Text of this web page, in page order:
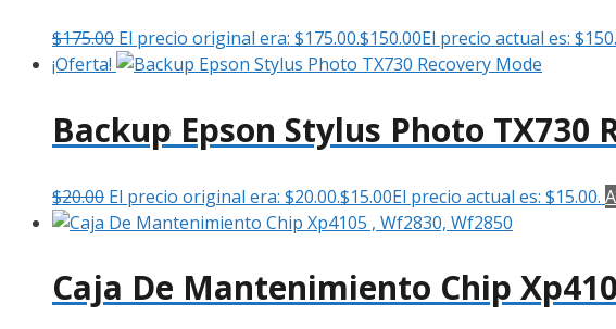
$175.00 El precio original era: $175.00.$150.00El precio actual es:
¡Oferta!
Backup Epson Stylus Photo TX730
$20.00 El precio original era: $20.00.$15.00El precio actual es: $15.00.
Caja De Mantenimiento Chip